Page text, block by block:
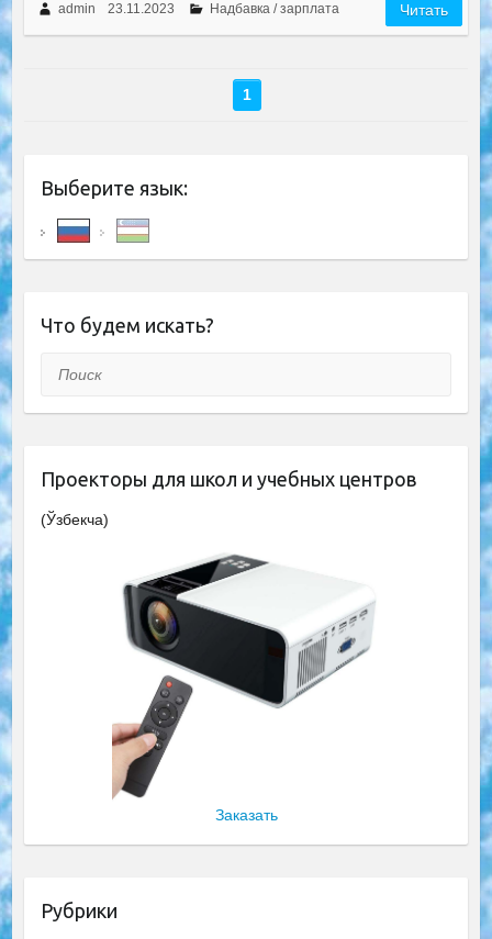
admin 23.11.2023 Надбавка / зарплата Читать
1
Выберите язык:
Что будем искать?
Поиск
Проекторы для школ и учебных центров
(Ўзбекча)
Заказать
Рубрики